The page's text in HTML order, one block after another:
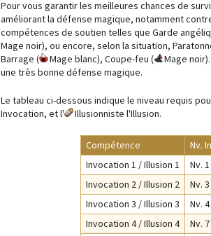
Pour vous garantir les meilleures chances de
améliorant la défense magique, notamment
compétences de soutien telles que Garde
Mage noir), ou encore, selon la situation,
Barrage (
Mage blanc), Coupe-feu ( Mage
une très bonne défense magique.
Le tableau ci-dessous indique le niveau requis
Invocation, et l'
Illusionniste l'Illusion.
Compétence Nv.
Invocation 1 / Illusion 1
Nv. 1
Invocation 2 / Illusion 2
Nv. 3
Invocation 3 / Illusion 3
Nv. 4
Invocation 4 / Illusion 4
Nv. 7